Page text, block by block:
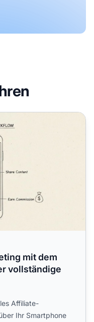
Smartphone
mit dem
vollständige
Affiliate-
Ihr Smartphone